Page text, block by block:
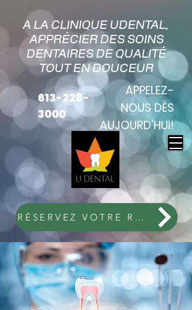
A LA CLINIQUE UDENTAL,
APPRÉCIER DES SOINS
DENTAIRES DE QUALITÉ
TOUT EN DOUCEUR
APPELEZ-
NOUS DÈS
AUJOURD'HUI!
613-228-
3000
RÉSERVEZ VOTRE RENDEZ-VOUS